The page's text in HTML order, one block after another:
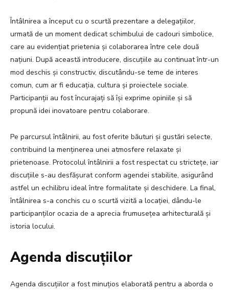
Întâlnirea a început cu o scurtă prezentare a delegațiilor,
urmată de un moment dedicat schimbului de cadouri simbolice,
care au evidențiat prietenia și colaborarea între cele două
națiuni. După această introducere, discuțiile au continuat într-un
mod deschis și constructiv, discutându-se teme de interes
comun, cum ar fi educația, cultura și proiectele sociale.
Participanții au fost încurajați să își exprime opiniile și să
propună idei inovatoare pentru colaborare.
Pe parcursul întâlnirii, au fost oferite băuturi și gustări selecte,
contribuind la menținerea unei atmosfere relaxate și
prietenoase. Protocolul întâlnirii a fost respectat cu strictețe, iar
discuțiile s-au desfășurat conform agendei stabilite, asigurând
astfel un echilibru ideal între formalitate și deschidere. La final,
întâlnirea s-a conchis cu o scurtă vizită a locației, dându-le
participanților ocazia de a aprecia frumusețea arhitecturală și
istoria locului.
Agenda discuțiilor
Agenda discuțiilor a fost minuțios elaborată pentru a aborda o